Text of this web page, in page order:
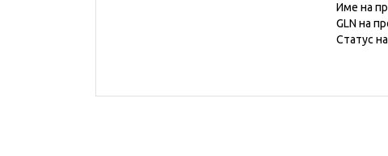
Име на
GLN на
Статус